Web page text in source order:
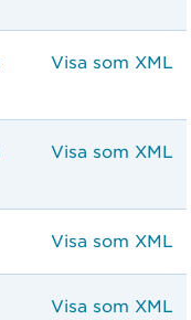
Visa som XML
Visa som XML
Visa som XML
Visa som XML